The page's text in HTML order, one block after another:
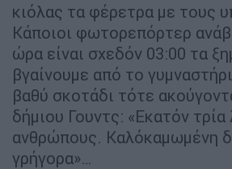
κιόλας τα φέρετρα με τους
Κάποιοι φωτορεπόρτερ
ώρα είναι σχεδόν 03:00 τα
βγαίνουμε από το
βαθύ σκοτάδι τότε
δήμιου Γουντς: «Εκατόν
ανθρώπους. Καλόκαμωμένη
γρήγορα»…